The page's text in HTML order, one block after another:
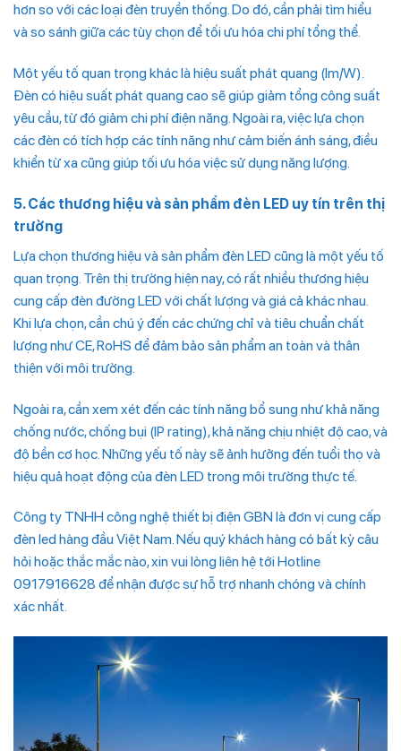
hơn so với các loại đèn truyền thống. Do đó, cần phải tìm hiểu
và so sánh giữa các tùy chọn để tối ưu hóa chi phí tổng thể.
Một yếu tố quan trọng khác là hiệu suất phát quang (lm/W).
Đèn có hiệu suất phát quang cao sẽ giúp giảm tổng công suất
yêu cầu, từ đó giảm chi phí điện năng. Ngoài ra, việc lựa chọn
các đèn có tích hợp các tính năng như cảm biến ánh sáng, điều
khiển từ xa cũng giúp tối ưu hóa việc sử dụng năng lượng.
5. Các thương hiệu và sản phẩm đèn LED uy tín trên thị
trường
Lựa chọn thương hiệu và sản phẩm đèn LED cũng là một yếu tố
quan trọng. Trên thị trường hiện nay, có rất nhiều thương hiệu
cung cấp đèn đường LED với chất lượng và giá cả khác nhau.
Khi lựa chọn, cần chú ý đến các chứng chỉ và tiêu chuẩn chất
lượng như CE, RoHS để đảm bảo sản phẩm an toàn và thân
thiện với môi trường.
Ngoài ra, cần xem xét đến các tính năng bổ sung như khả năng
chống nước, chống bụi (IP rating), khả năng chịu nhiệt độ cao, và
độ bền cơ học. Những yếu tố này sẽ ảnh hưởng đến tuổi thọ và
hiệu quả hoạt động của đèn LED trong môi trường thực tế.
Công ty TNHH công nghệ thiết bị điện GBN là đơn vị cung cấp
đèn led hàng đầu Việt Nam. Nếu quý khách hàng có bất kỳ câu
hỏi hoặc thắc mắc nào, xin vui lòng liên hệ tới Hotline
0917916628 để nhận được sự hỗ trợ nhanh chóng và chính
xác nhất.